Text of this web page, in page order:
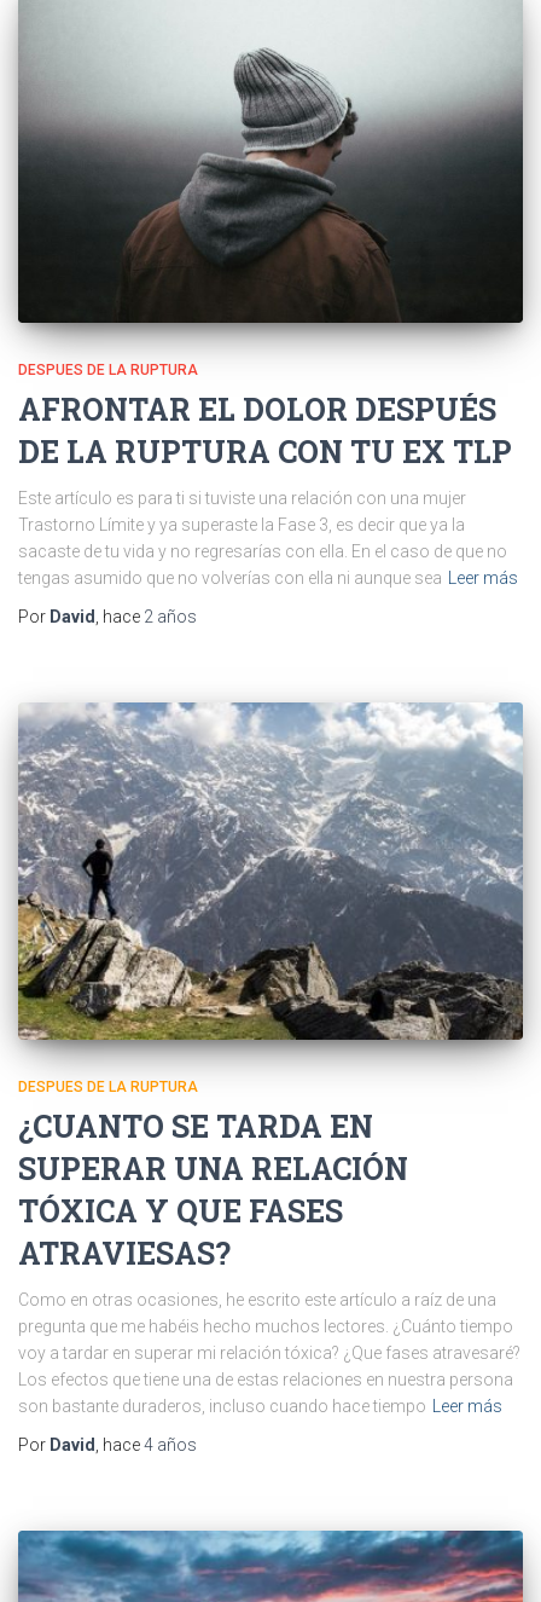
DESPUES DE LA RUPTURA
AFRONTAR EL DOLOR DESPUÉS
DE LA RUPTURA CON TU EX TLP
Este artículo es para ti si tuviste una relación con una mujer
Trastorno Límite y ya superaste la Fase 3, es decir que ya la
sacaste de tu vida y no regresarías con ella. En el caso de que no
tengas asumido que no volverías con ella ni aunque sea
Leer más
Por David , hace 2 años
DESPUES DE LA RUPTURA
¿CUANTO SE TARDA EN
SUPERAR UNA RELACIÓN
TÓXICA Y QUE FASES
ATRAVIESAS?
Como en otras ocasiones, he escrito este artículo a raíz de una
pregunta que me habéis hecho muchos lectores. ¿Cuánto tiempo
voy a tardar en superar mi relación tóxica? ¿Que fases atravesaré?
Los efectos que tiene una de estas relaciones en nuestra persona
son bastante duraderos, incluso cuando hace tiempo
Leer más
Por David , hace4 años